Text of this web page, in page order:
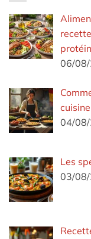
06/
04/
Les
03/